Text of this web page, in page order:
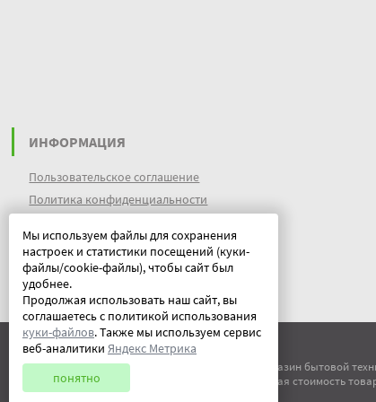
Мы используем файлы для сохранения
настроек и статистики посещений (куки-
файлы/cookie-файлы), чтобы сайт был
удобнее.
Продолжая использовать наш сайт, вы
соглашаетесь с политикой использования
куки-файлов. Также мы используем сервис
веб-аналитики Яндекс Метрика
понятно
ИНФОРМАЦИЯ
Пользовательское соглашение
Политика конфиденциальности
куки (cookies)
Документы
© ООО "Китеж" 1995-2026 | Магазин бытовой
Все права защищены. Указанная стоимость